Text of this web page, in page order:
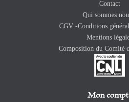
Contact
Qui sommes
CGV -Conditions
Mentions
Composition du Comité
Mon